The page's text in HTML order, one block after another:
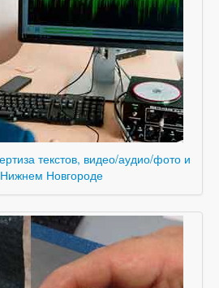
текстов, видео/аудио/фото и
Новгороде